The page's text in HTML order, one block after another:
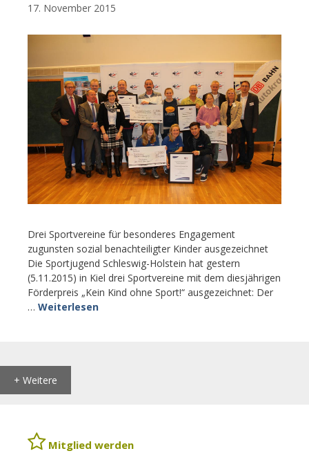
17. November 2015
Drei Sportvereine für besonderes Engagement
zugunsten sozial benachteiligter Kinder ausgezeichnet
Die Sportjugend Schleswig-Holstein hat gestern
(5.11.2015) in Kiel drei Sportvereine mit dem diesjährigen
Förderpreis „Kein Kind ohne Sport!“ ausgezeichnet: Der
… Weiterlesen
+ Weitere
Mitglied werden